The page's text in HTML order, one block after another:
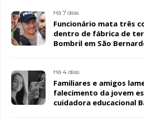
Há 7 dias
Funcionário mata três
dentro de fábrica de
Bombril em São
Há 4 dias
Familiares e amigos
falecimento da jovem
cuidadora educacional